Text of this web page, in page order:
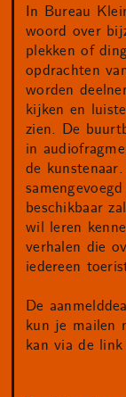
In Bureau
woord over
plekken of
opdrachten
worden
kijken en
zien. De
in
de
beschikbaar
wil leren
verhalen die
iedereen
De
kun je mailen
kan via de link